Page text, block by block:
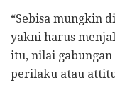
​“Sebisa mungkin
yakni harus
itu, nilai
perilaku atau